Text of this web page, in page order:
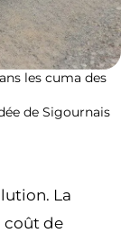
les cuma des
de Sigournais
La
coût de